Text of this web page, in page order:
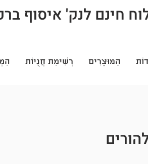
חינם לנק' איסוף ברכישה
הַמּוּצָרִים רְשִׁימַת חֲנֻיוֹת